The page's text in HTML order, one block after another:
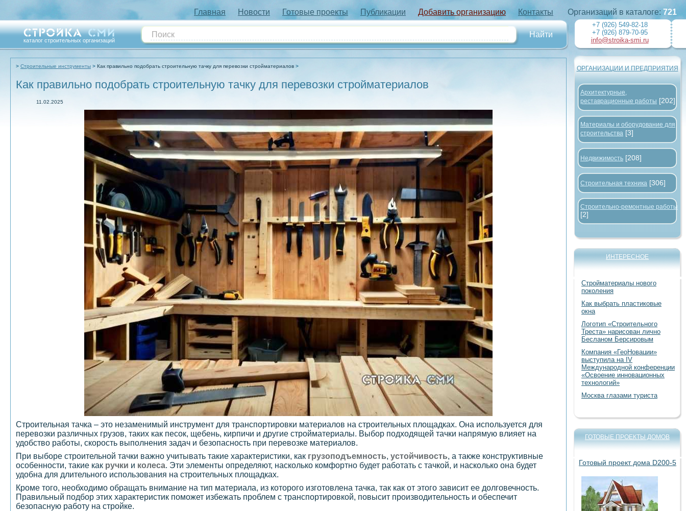
Главная Новости Готовые проекты Публикации Добавить организацию Контакты
каталог строительных организаций
Строительные инструменты Как правильно подобрать строительную тачку для перевозки стройматериалов
Как правильно подобрать строительную тачку для перевозки стройматериалов
11.02.2025
Строительная тачка – это незаменимый инструмент для транспортировки материалов на строительных площадках. Она используется для
перевозки различных грузов, таких как песок, щебень, кирпичи и другие стройматериалы. Выбор подходящей тачки напрямую влияет на
удобство работы, скорость выполнения задач и безопасность при перевозке материалов.
При выборе строительной тачки важно учитывать такие характеристики, как грузоподъемность, устойчивость, а также конструктивные
особенности, такие как ручки и колеса. Эти элементы определяют, насколько комфортно будет работать с тачкой, и насколько она будет
удобна для длительного использования на строительных площадках.
Кроме того, необходимо обращать внимание на тип материала, из которого изготовлена тачка, так как от этого зависит ее долговечность.
Правильный подбор этих характеристик поможет избежать проблем с транспортировкой, повысит производительность и обеспечит
безопасную работу на стройке.
Организаций в каталоге: 721
+7 (926) 549-82-18
+7 (926) 879-70-95
info@stroika-smi.ru
ОРГАНИЗАЦИИ И ПРЕДПРИЯТИЯ
Архитектурные,
реставрационные работы [202]
Материалы и оборудование для
строительства [3]
Недвижимость [208]
Строительная техника [306]
Строительно-ремонтные работы
[2]
ИНТЕРЕСНОЕ
Стройматериалы нового
поколения
Как выбрать пластиковые
окна
Логотип «Строительного
Треста» нарисован лично
Бесланом Берсировым
Компания «ГеоНовации»
выступила на IV
Международной конференции
«Освоение инновационных
технологий»
Москва глазами туриста
ГОТОВЫЕ ПРОЕКТЫ ДОМОВ
Готовый проект дома D200-5